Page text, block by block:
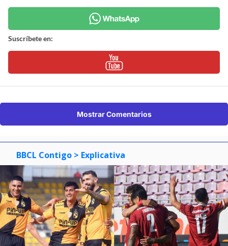
Suscríbete en:
Mostrar Comentarios
BBCL Contigo > Explicativa